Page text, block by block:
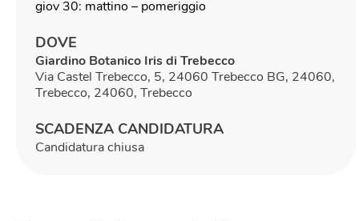
giov 30: mattino – pomeriggio
DOVE
Giardino Botanico Iris di Trebecco
Via Castel Trebecco, 5, 24060 Trebecco BG, 24060,
Trebecco, 24060, Trebecco
SCADENZA CANDIDATURA
Candidatura chiusa